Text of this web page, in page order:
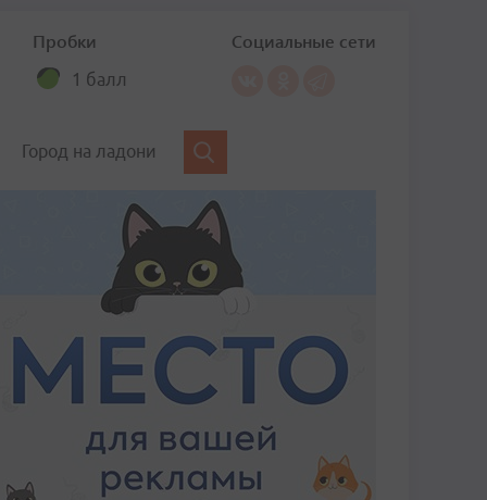
Пробки
1 балл
Социальные сети
Город на ладони